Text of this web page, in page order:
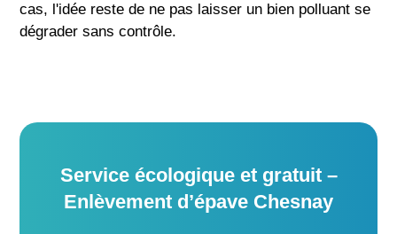
cas, l'idée reste de ne pas laisser un bien polluant se
dégrader sans contrôle.
Service écologique et gratuit –
Enlèvement d’épave Chesnay